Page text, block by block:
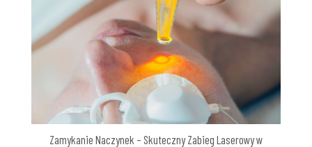
Zamykanie Naczynek – Skuteczny Zabieg Laserowy w